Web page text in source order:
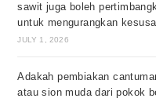
sawit juga boleh
untuk mengurangkan
JULY 1, 2026
Adakah pembiakan
atau sion muda dari pokok